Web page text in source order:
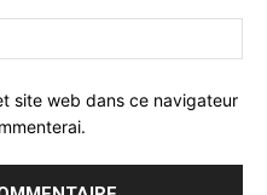
site web dans ce navigateur